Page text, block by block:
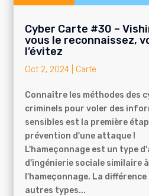
Cyber Carte #30 –
vous le reconnaissez,
l’évitez
Oct 2, 2024| Carte
Connaître les méthodes des
criminels pour voler des
sensibles est la première
prévention d'une attaque !
L'hameçonnage est un type
d'ingénierie sociale similaire à
l'hameçonnage. La différence
autres types...